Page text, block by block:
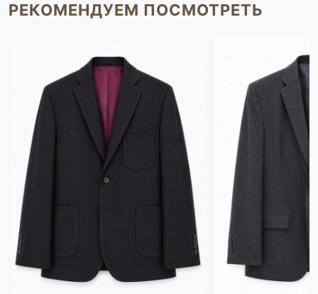
РЕКОМЕНДУЕМ ПОСМОТРЕТЬ